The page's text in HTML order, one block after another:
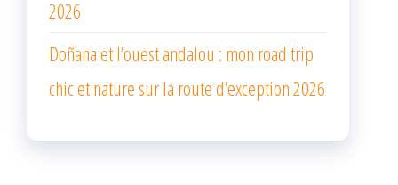
2026
Doñana et l’ouest andalou : mon road trip
chic et nature sur la route d’exception 2026